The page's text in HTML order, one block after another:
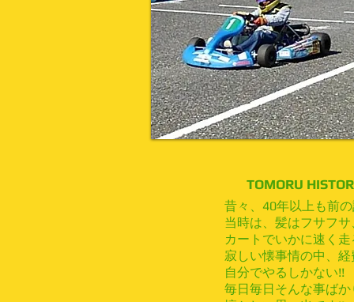
​TOMORU
昔々、40年以上も前
当時は、髪はフサフ
カートでいかに速く
寂しい懐事情の中、
自分でやるしかない!!
毎日毎日そんな事ば